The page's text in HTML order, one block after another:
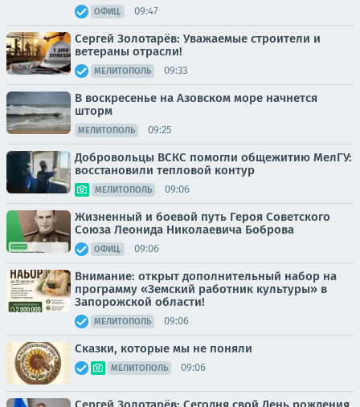
ОФИЦ. 09:47
Сергей Золотарёв: Уважаемые строители и
ветераны отрасли!
МЕЛИТОПОЛЬ 09:33
В воскресенье на Азовском море начнется
шторм
МЕЛИТОПОЛЬ 09:25
Добровольцы ВСКС помогли общежитию МелГУ:
восстановили тепловой контур
МЕЛИТОПОЛЬ 09:06
Жизненный и боевой путь Героя Советского
Союза Леонида Николаевича Боброва
ОФИЦ. 09:06
Внимание: открыт дополнительный набор на
программу «Земский работник культуры» в
Запорожской области!
МЕЛИТОПОЛЬ 09:06
Сказки, которые мы не поняли
МЕЛИТОПОЛЬ 09:06